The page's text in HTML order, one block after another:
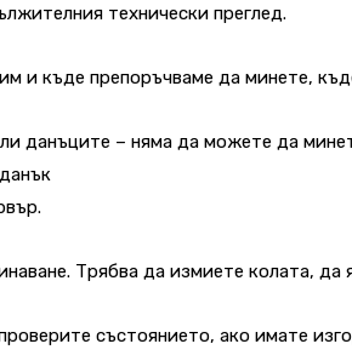
технически преглед.
и къде препоръчваме да минете,
данъците – няма да можете да
Трябва да измиете колата, да
състоянието, ако имате